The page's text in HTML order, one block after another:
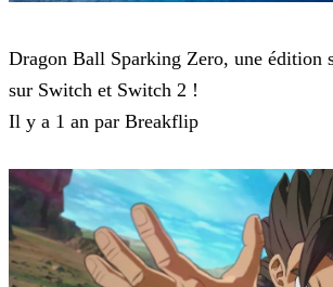
Dragon Ball Sparking Zero, une édition
sur Switch et Switch 2 !
Il y a 1 an par Breakflip